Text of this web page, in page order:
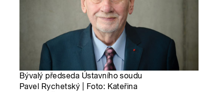
Bývalý předseda Ústavního soudu
Pavel Rychetský | Foto: Kateřina